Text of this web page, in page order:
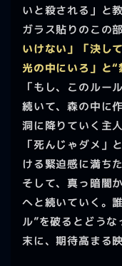
いと殺される」と
ガラス貼りのこの
いけない」「決し
光の中にいろ」と
「もし、このルー
続いて、森の中に
洞に降りていく主
「死んじゃダメ」
ける緊迫感に満ち
そして、真っ暗闇
へと続いていく。
ル”を破るとどう
末に、期待高まる